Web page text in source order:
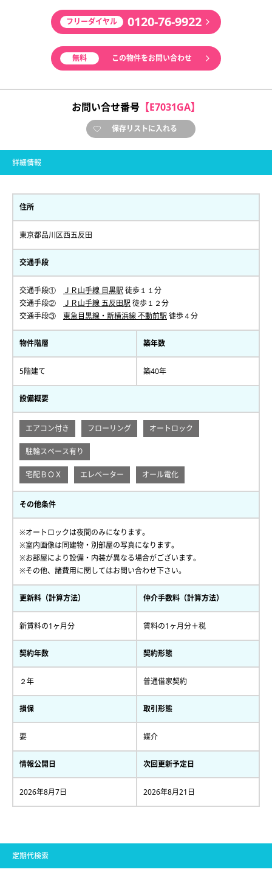
フリーダイヤル 0120-76-9922
無料 この物件をお問い合わせ
お問い合せ番号 【E7031GA】
保存リストに入れる
詳細情報
住所
東京都品川区西五反田
交通手段
交通手段① ＪＲ山手線 目黒駅 徒歩１１分
交通手段②
ＪＲ山手線 五反田駅 徒歩１２分
交通手段③ 東急目黒線・新横浜線 不動前駅 徒歩４分
物件階層
5階建て
築年数
築40年
設備概要
エアコン付き フローリング オートロック
駐輪スペース有り
宅配ＢＯＸ エレベーター オール電化
その他条件
※オートロックは夜間のみになります。
※室内画像は同建物・別部屋の写真になります。
※お部屋により設備・内装が異なる場合がございます。
※その他、諸費用に関してはお問い合わせ下さい。
更新料（計算方法）
新賃料の1ヶ月分
仲介手数料（計算方法）
賃料の1ヶ月分＋税
契約年数
２年
契約形態
普通借家契約
損保
要
取引形態
媒介
情報公開日
2026年8月7日
次回更新予定日
2026年8月21日
定期代検索